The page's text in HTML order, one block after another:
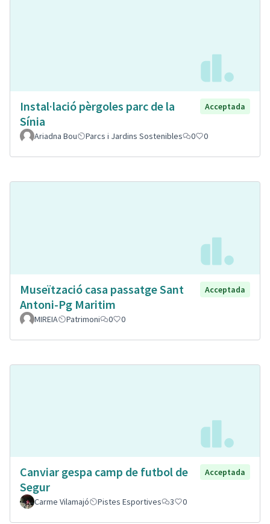
Instal·lació pèrgoles parc de la
Sínia
Acceptada
Ariadna Bou Parcs i Jardins Sostenibles 0 0
Museïtzació casa passatge Sant
Antoni-Pg Maritim
Acceptada
MIREIA Patrimoni 0 0
Canviar gespa camp de futbol de
Segur
Acceptada
Carme Vilamajó Pistes Esportives 3 0